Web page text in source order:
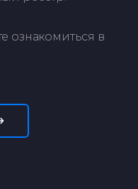
ознакомиться в